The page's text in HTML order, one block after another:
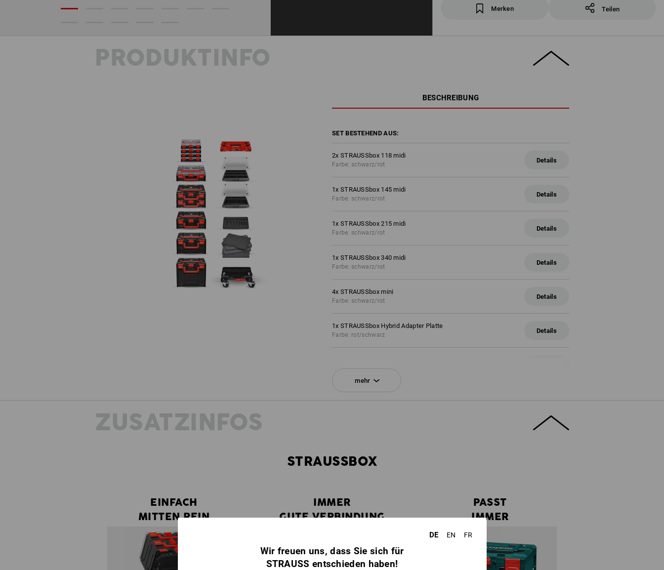
Merken Teilen
PRODUKTINFO
BESCHREIBUNG
SET BESTEHEND AUS:
2x STRAUSSbox 118 midi
Farbe: schwarz/rot
Details
1x STRAUSSbox 145 midi
Farbe: schwarz/rot
Details
1x STRAUSSbox 215 midi
Farbe: schwarz/rot
Details
1x STRAUSSbox 340 midi
Farbe: schwarz/rot
Details
4x STRAUSSbox mini
Farbe: schwarz/rot
Details
1x STRAUSSbox Hybrid Adapter Platte
Farbe: rot/schwarz
Details
Deckelfolie midi
1xWerkzeugtafel 2er Set STRAUSSbox midi
1 STRAUSSbox 118 midi
Farbe: schwarz/klar
mehr
ZUSATZINFOS
STRAUSSBOX
EINFACH
MITTEN REIN
IMMER
GUTE VERBINDUNG
PASST
IMMER
DE EN FR
Wir freuen uns, dass Sie sich für
STRAUSS entschieden haben!